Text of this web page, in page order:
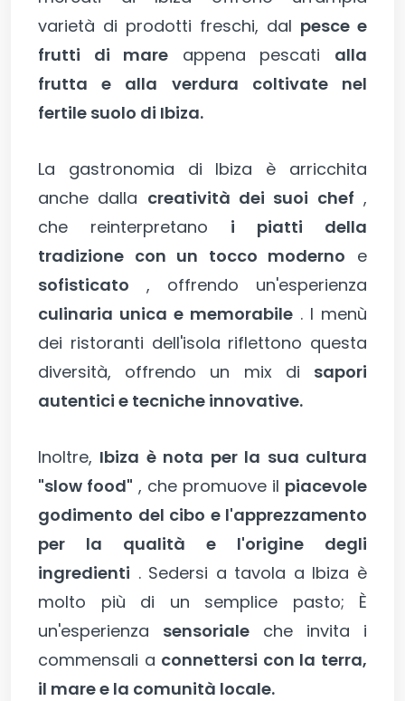
varietà di prodotti freschi, dal pesce e
frutti di mare appena pescati alla
frutta e alla verdura coltivate nel
fertile suolo di Ibiza.
La gastronomia di Ibiza è arricchita
anche dalla creatività dei suoi chef ,
che reinterpretano i piatti della
tradizione con un tocco moderno e
sofisticato , offrendo un'esperienza
culinaria unica e memorabile . I menù
dei ristoranti dell'isola riflettono questa
diversità, offrendo un mix di sapori
autentici e tecniche innovative.
Inoltre, Ibiza è nota per la sua cultura
"slow food" , che promuove il piacevole
godimento del cibo e l'apprezzamento
per la qualità e l'origine degli
ingredienti . Sedersi a tavola a Ibiza è
molto più di un semplice pasto; È
un'esperienza sensoriale che invita i
commensali a connettersi con la terra,
il mare e la comunità locale.